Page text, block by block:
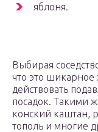
яблоня.
Выбирая
что это шикарное
действовать
посадок. Такими
конский каштан,
тополь и многие